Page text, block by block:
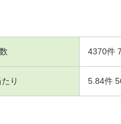
4370件
り 5.84件